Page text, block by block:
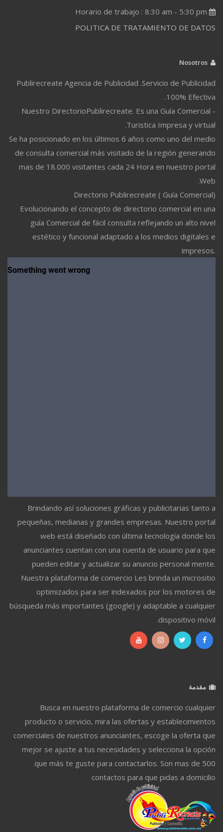
POLITICA DE TRATAMIENTO DE DATOS
Publirecreate Agencia de Publicidad .Servicio de Publicidad
100% Efectiva.
Nuestro DirectorioPublirecreate. Es una Guía Comercial -
Turistica Impresa y virtual.
Se ha posicionado en los últimos 6 años como uno del medio
de consulta comercial más visitado de la región generando
mas de 18.000 visitantes cada 24 Hora en nuestro portal
Web.
Directorio Publirecreate ( Guía Comercial)
Evolucionando el concepto de directorio comercial en una
guía Comercial de fácil consulta reflejando un alto nivel
estético y funcional adaptado a los medios digitales e
impresos.
Brindando así soluciones gráficas y publicitarias tanto a
pequeñas, medianas y grandes empresas. Nuestro portal
web está diseñado con última tecnología donde los
anunciantes cuentan con una cuenta de usuario para que
pueden editar y actualizar su anuncio personal mente.
Nuestra plataforma de comercio Les brinda un micrositio
optimizados para ser indexados por los motores de
búsqueda más importantes (google) y adaptable a cualquier
dispositivo móvil.
مقدمة
Busca en nuestro plataforma de comercio cualquier
producto o servicio, mira las ofertas y establecimientos
comerciales de nuestros anunciantes, escoge la oferta que
mejor se ajuste a tus necesidades y selecciona la opción
que más te guste para contactarlos. Son mas de 500
contactos para que pidas a domicilio